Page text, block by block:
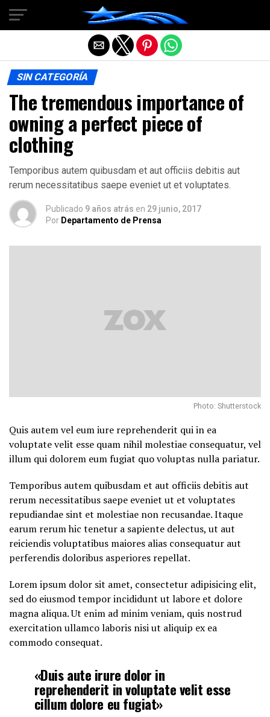
SIN CATEGORÍA
The tremendous importance of
owning a perfect piece of
clothing
Temporibus autem quibusdam et aut officiis debitis aut
rerum necessitatibus saepe eveniet ut et voluptates.
Publicado 9 años atrás en 29 junio, 2017
Por Departamento de Prensa
Photo: Shutterstock
Quis autem vel eum iure reprehenderit qui in ea
voluptate velit esse quam nihil molestiae consequatur, vel
illum qui dolorem eum fugiat quo voluptas nulla pariatur.
Temporibus autem quibusdam et aut officiis debitis aut
rerum necessitatibus saepe eveniet ut et voluptates
repudiandae sint et molestiae non recusandae. Itaque
earum rerum hic tenetur a sapiente delectus, ut aut
reiciendis voluptatibus maiores alias consequatur aut
perferendis doloribus asperiores repellat.
Lorem ipsum dolor sit amet, consectetur adipisicing elit,
sed do eiusmod tempor incididunt ut labore et dolore
magna aliqua. Ut enim ad minim veniam, quis nostrud
exercitation ullamco laboris nisi ut aliquip ex ea
commodo consequat.
«Duis aute irure dolor in
reprehenderit in voluptate velit esse
cillum dolore eu fugiat»
Salir de la versión móvil